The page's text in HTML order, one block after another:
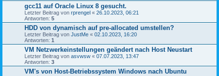
gcc11 auf Oracle Linux 8 gesucht.
Letzter Beitrag von rprengel « 26.10.2023, 06:21
Antworten: 5
HDD von dynamisch auf pre-allocated umstellen?
Letzter Beitrag von JustMe « 02.10.2023, 16:20
Antworten: 1
VM Netzwerkeinstellungen geändert nach Host Neustart
Letzter Beitrag von asvwsw « 07.07.2023, 13:47
Antworten: 3
VM's von Host-Betriebssystem Windows nach Ubuntu